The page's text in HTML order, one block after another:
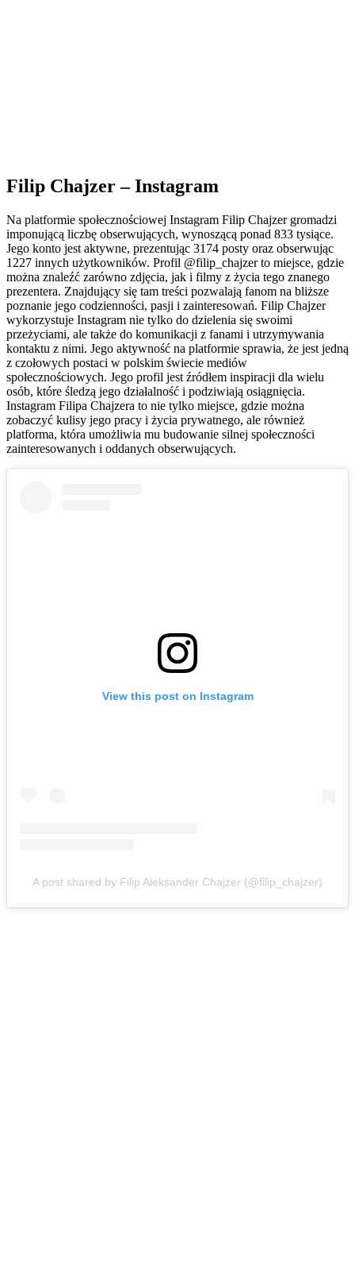
Filip Chajzer – Instagram
Na platformie społecznościowej Instagram Filip Chajzer gromadzi
imponującą liczbę obserwujących, wynoszącą ponad 833 tysiące.
Jego konto jest aktywne, prezentując 3174 posty oraz obserwując
1227 innych użytkowników. Profil @filip_chajzer to miejsce, gdzie
można znaleźć zarówno zdjęcia, jak i filmy z życia tego znanego
prezentera. Znajdujący się tam treści pozwalają fanom na bliższe
poznanie jego codzienności, pasji i zainteresowań. Filip Chajzer
wykorzystuje Instagram nie tylko do dzielenia się swoimi
przeżyciami, ale także do komunikacji z fanami i utrzymywania
kontaktu z nimi. Jego aktywność na platformie sprawia, że jest jedną
z czołowych postaci w polskim świecie mediów
społecznościowych. Jego profil jest źródłem inspiracji dla wielu
osób, które śledzą jego działalność i podziwiają osiągnięcia.
Instagram Filipa Chajzera to nie tylko miejsce, gdzie można
zobaczyć kulisy jego pracy i życia prywatnego, ale również
platforma, która umożliwia mu budowanie silnej społeczności
zainteresowanych i oddanych obserwujących.
View this post on Instagram
A post shared by Filip Aleksander Chajzer (@filip_chajzer)